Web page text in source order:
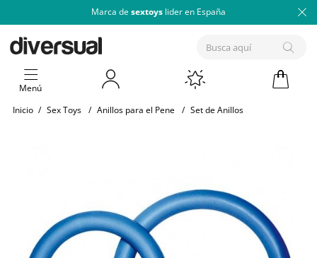
Marca de sextoys lider en España
Menú
Inicio / Sex Toys / Anillos para el Pene / Set de Anillos